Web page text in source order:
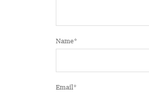
Name*
Email*